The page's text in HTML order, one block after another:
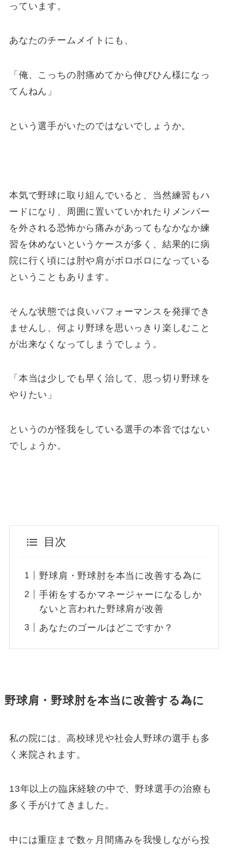
っています。
あなたのチームメイトにも、
「俺、こっちの肘痛めてから伸びひん様になっ
てんねん」
という選手がいたのではないでしょうか。
本気で野球に取り組んでいると、当然練習もハ
ードになり、周囲に置いていかれたりメンバー
を外される恐怖から痛みがあってもなかなか練
習を休めないというケースが多く、結果的に病
院に行く頃には肘や肩がボロボロになっている
ということもあります。
そんな状態では良いパフォーマンスを発揮でき
ませんし、何より野球を思いっきり楽しむこと
が出来なくなってしまうでしょう。
「本当は少しでも早く治して、思っ切り野球を
やりたい」
というのが怪我をしている選手の本音ではない
でしょうか。
目次
野球肩・野球肘を本当に改善する為に
手術をするかマネージャーになるしか
ないと言われた野球肩が改善
あなたのゴールはどこですか？
野球肩・野球肘を本当に改善する為に
私の院には、高校球児や社会人野球の選手も多
く来院されます。
13年以上の臨床経験の中で、野球選手の治療も
多く手がけてきました。
中には重症まで数ヶ月間痛みを我慢しながら投